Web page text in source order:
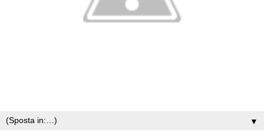
▼